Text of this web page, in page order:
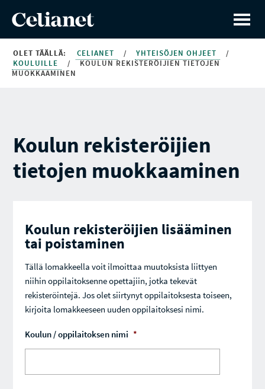
OLET TÄÄLLÄ: CELIANET / YHTEISÖJEN OHJEET
/
KOULUILLE
/
KOULUN REKISTERÖIJIEN TIETOJEN
MUOKKAAMINEN
Koulun rekisteröijien
tietojen muokkaaminen
Koulun rekisteröijien lisääminen
tai poistaminen
Tällä lomakkeella voit ilmoittaa muutoksista liittyen
niihin oppilaitoksenne opettajiin, jotka tekevät
rekisteröintejä. Jos olet siirtynyt oppilaitoksesta toiseen,
kirjoita lomakkeeseen uuden oppilaitoksesi nimi.
Koulun / oppilaitoksen nimi *